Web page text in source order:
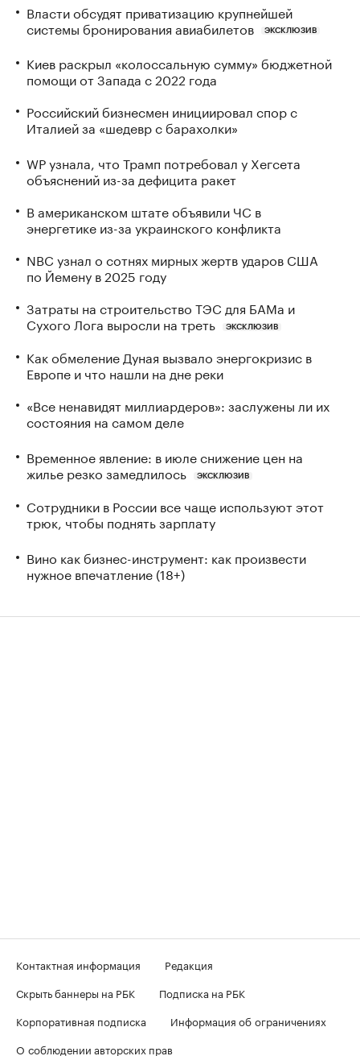
Власти обсудят приватизацию крупнейшей
системы бронирования авиабилетов
ЭКСКЛЮЗИВ
Киев раскрыл «колоссальную сумму» бюджетной
помощи от Запада с 2022 года
Российский бизнесмен инициировал спор с
Италией за «шедевр с барахолки»
WP узнала, что Трамп потребовал у Хегсета
объяснений из-за дефицита ракет
В американском штате объявили ЧС в
энергетике из-за украинского конфликта
NBC узнал о сотнях мирных жертв ударов США
по Йемену в 2025 году
Затраты на строительство ТЭС для БАМа и
Сухого Лога выросли на треть
ЭКСКЛЮЗИВ
Как обмеление Дуная вызвало энергокризис в
Европе и что нашли на дне реки
«Все ненавидят миллиардеров»: заслужены ли их
состояния на самом деле
Временное явление: в июле снижение цен на
жилье резко замедлилось
ЭКСКЛЮЗИВ
Сотрудники в России все чаще используют этот
трюк, чтобы поднять зарплату
Вино как бизнес-инструмент: как произвести
нужное впечатление (18+)
Контактная информация
Редакция
Скрыть баннеры на РБК
Подписка на РБК
Корпоративная подписка
Информация об ограничениях
О соблюдении авторских прав